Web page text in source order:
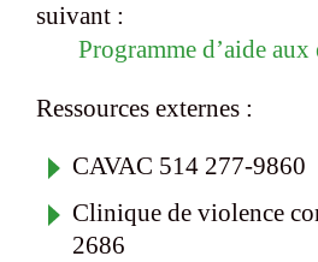
suivant :
Programme d’aide
Ressources externes :
CAVAC 514 277-9860
Clinique de violence
2686